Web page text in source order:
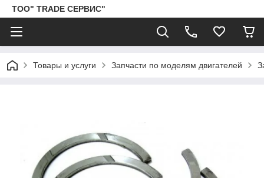
ТОО" TRADE СЕРВИС"
Товары и услуги Запчасти по моделям двигателей